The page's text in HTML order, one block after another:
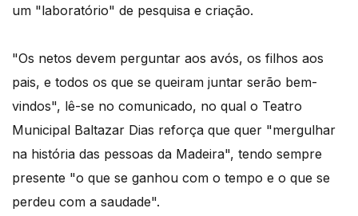
um "laboratório" de pesquisa e criação.
"Os netos devem perguntar aos avós, os filhos aos
pais, e todos os que se queiram juntar serão bem-
vindos", lê-se no comunicado, no qual o Teatro
Municipal Baltazar Dias reforça que quer "mergulhar
na história das pessoas da Madeira", tendo sempre
presente "o que se ganhou com o tempo e o que se
perdeu com a saudade".